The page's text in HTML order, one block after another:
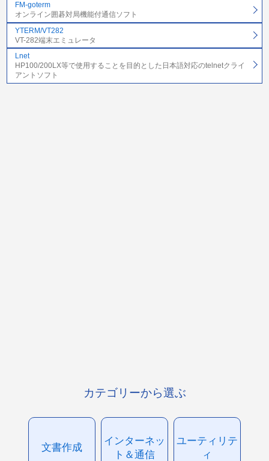
FM-goterm
オンライン囲碁対局機能付通信ソフト
YTERM/VT282
VT-282端末エミュレータ
Lnet
HP100/200LX等で使用することを目的とした日本語対応のtelnetクライ
アントソフト
カテゴリーから選ぶ
文書作成
インターネッ
ト＆通信
ユーティリテ
ィ